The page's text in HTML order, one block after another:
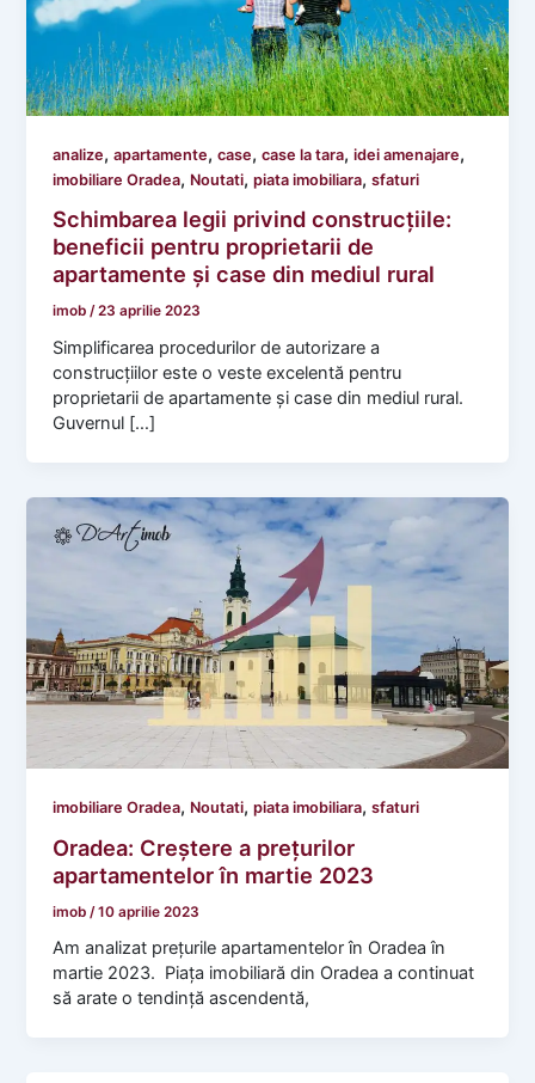
analize,apartamente,case,case la tara,idei amenajare,
imobiliare Oradea, Noutati,piata imobiliara,sfaturi
Schimbarea legii privind construcțiile:
beneficii pentru proprietarii de
apartamente și case din mediul rural
imob/23 aprilie 2023
Simplificarea procedurilor de autorizare a
construcțiilor este o veste excelentă pentru
proprietarii de apartamente și case din mediul rural.
Guvernul […]
imobiliare Oradea, Noutati,piata imobiliara,sfaturi
Oradea: Creștere a prețurilor
apartamentelor în martie 2023
imob /10 aprilie 2023
Am analizat prețurile apartamentelor în Oradea în
martie 2023. Piața imobiliară din Oradea a continuat
să arate o tendință ascendentă,